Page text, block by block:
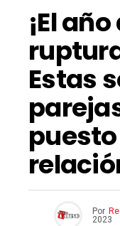
¡El
Estas
Por
2023